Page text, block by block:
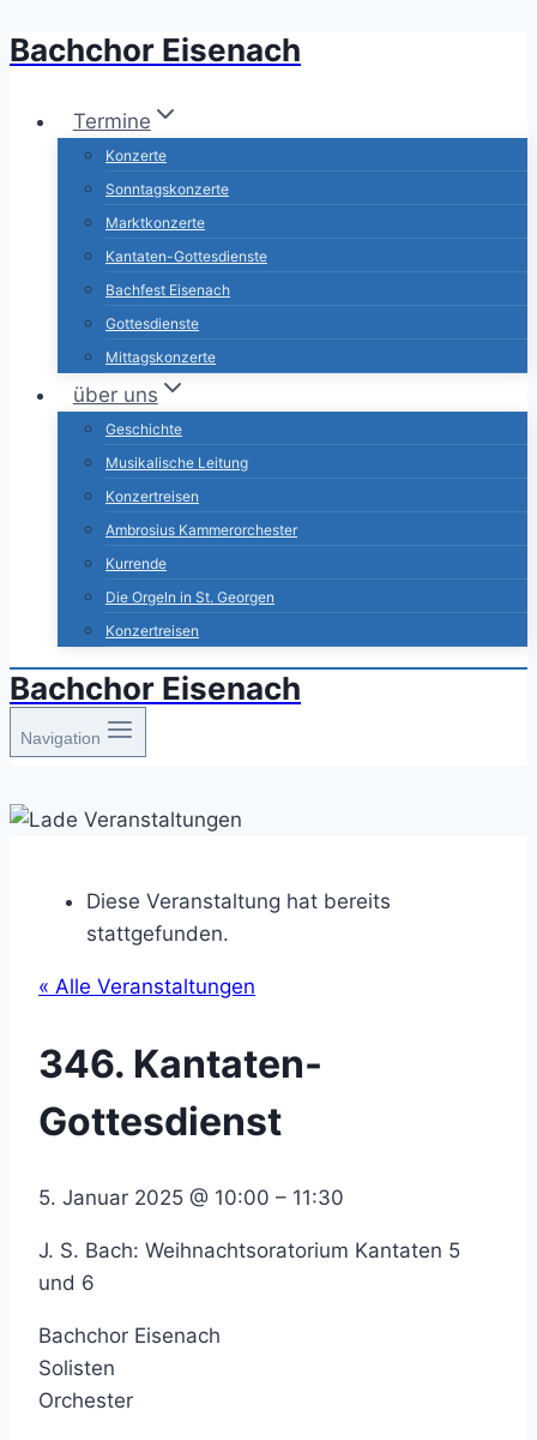
Zum
springen
Bachchor Eisenach
Termine
Konzerte
Sonntagskonzerte
Marktkonzerte
Kantaten-Gottesdienste
Bachfest Eisenach
Gottesdienste
Mittagskonzerte
über uns
Geschichte
Musikalische Leitung
Konzertreisen
Ambrosius Kammerorchester
Kurrende
Die Orgeln in St. Georgen
Konzertreisen
Bachchor Eisenach
Navigation
Diese Veranstaltung hat bereits
stattgefunden.
« Alle Veranstaltungen
346. Kantaten-
Gottesdienst
5. Januar 2025 @ 10:00 – 11:30
J. S. Bach: Weihnachtsoratorium Kantaten 5
und 6
Bachchor Eisenach
Solisten
Orchester